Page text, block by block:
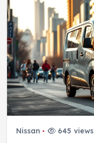
Nissan 645 views